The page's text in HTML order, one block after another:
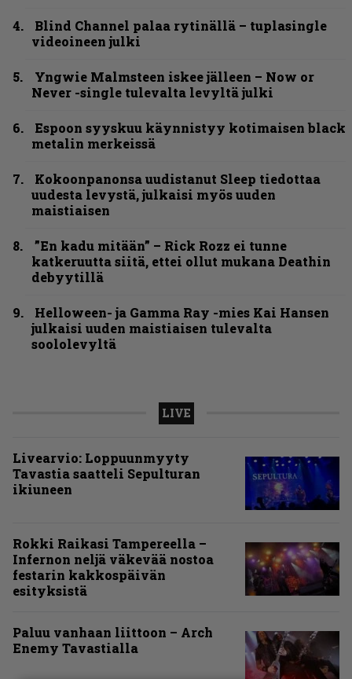
Blind Channel palaa rytinällä – tuplasingle
videoineen julki
Yngwie Malmsteen iskee jälleen – Now or
Never -single tulevalta levyltä julki
Espoon syyskuu käynnistyy kotimaisen black
metalin merkeissä
Kokoonpanonsa uudistanut Sleep tiedottaa
uudesta levystä, julkaisi myös uuden
maistiaisen
”En kadu mitään” – Rick Rozz ei tunne
katkeruutta siitä, ettei ollut mukana Deathin
debyytillä
Helloween- ja Gamma Ray -mies Kai Hansen
julkaisi uuden maistiaisen tulevalta
soololevyltä
LIVE
Livearvio: Loppuunmyyty
Tavastia saatteli Sepulturan
ikiuneen
Rokki Raikasi Tampereella –
Infernon neljä väkevää nostoa
festarin kakkospäivän
esityksistä
Paluu vanhaan liittoon – Arch
Enemy Tavastialla